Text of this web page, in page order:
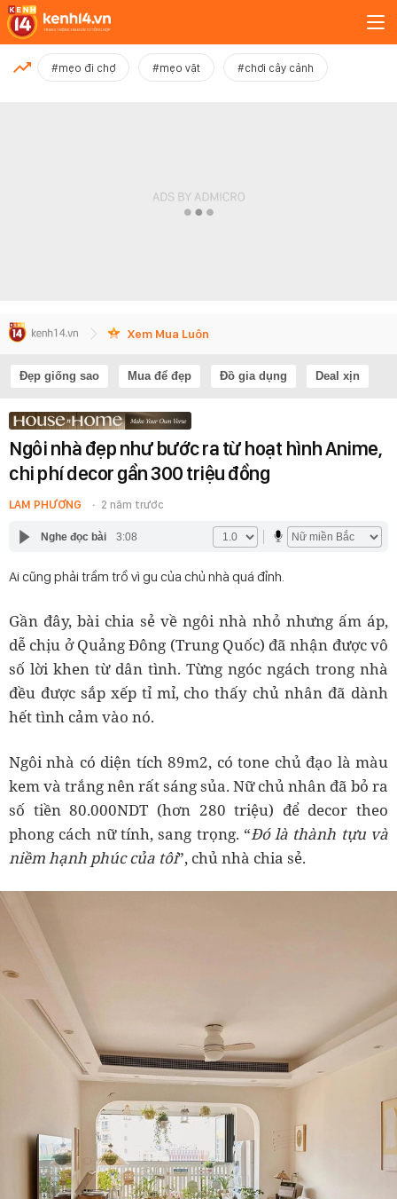
MỚI NHẤT
#mẹo đi chợ #mẹo vặt #chơi cây cảnh
Xem Mua Luôn
Đẹp giống sao Mua để đẹp Đồ gia dụng Deal xịn
Ngôi nhà đẹp như bước ra từ hoạt hình Anime,
chi phí decor gần 300 triệu đồng
LAM PHƯƠNG 2 năm trước
Nghe đọc bài 3:08
Ai cũng phải trầm trồ vì gu của chủ nhà quá đỉnh.
Gần đây, bài chia sẻ về ngôi nhà nhỏ nhưng ấm áp,
dễ chịu ở Quảng Đông (Trung Quốc) đã nhận được vô
số lời khen từ dân tình. Từng ngóc ngách trong nhà
đều được sắp xếp tỉ mỉ, cho thấy chủ nhân đã dành
hết tình cảm vào nó.
Ngôi nhà có diện tích 89m2, có tone chủ đạo là màu
kem và trắng nên rất sáng sủa. Nữ chủ nhân đã bỏ ra
số tiền 80.000NDT (hơn 280 triệu) để decor theo
phong cách nữ tính, sang trọng. “Đó là thành tựu và
niềm hạnh phúc của tôi”, chủ nhà chia sẻ.